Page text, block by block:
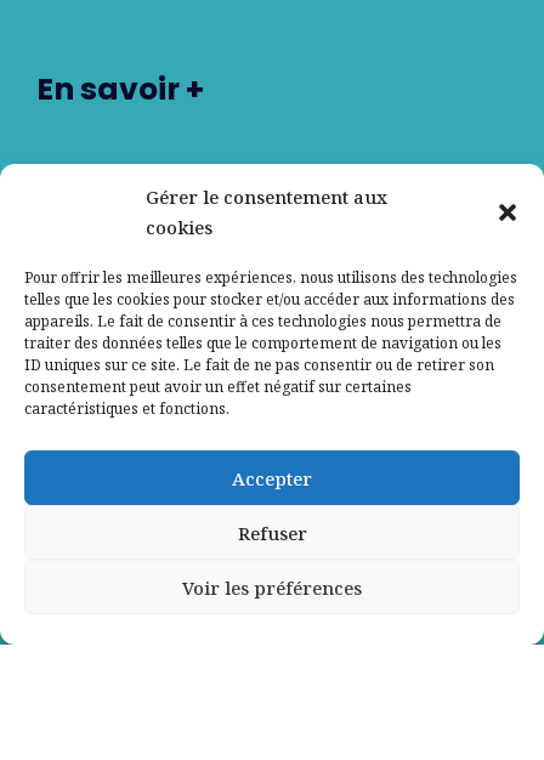
Gérer le consentement aux
cookies
Pour offrir les meilleures expériences, nous utilisons des technologies
telles que les cookies pour stocker et/ou accéder aux informations des
appareils. Le fait de consentir à ces technologies nous permettra de
traiter des données telles que le comportement de navigation ou les
ID uniques sur ce site. Le fait de ne pas consentir ou de retirer son
consentement peut avoir un effet négatif sur certaines
caractéristiques et fonctions.
Accepter
Refuser
Voir les préférences
En savoir +
Nos partenaires
Contactez-nous
Mentions légales